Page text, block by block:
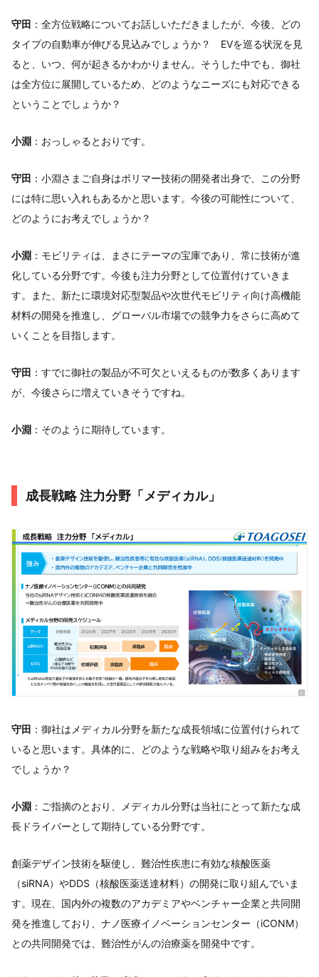
守田 ：全方位戦略についてお話しいただきましたが、今後、どの
タイプの自動車が伸びる見込みでしょうか？ EVを巡る状況を見
ると、いつ、何が起きるかわかりません。そうした中でも、御社
は全方位に展開しているため、どのようなニーズにも対応できる
ということでしょうか？
小淵 ：おっしゃるとおりです。
守田 ：小淵さまご自身はポリマー技術の開発者出身で、この分野
には特に思い入れもあるかと思います。今後の可能性について、
どのようにお考えでしょうか？
小淵 ：モビリティは、まさにテーマの宝庫であり、常に技術が進
化している分野です。今後も注力分野として位置付けていきま
す。また、新たに環境対応型製品や次世代モビリティ向け高機能
材料の開発を推進し、グローバル市場での競争力をさらに高めて
いくことを目指します。
守田 ：すでに御社の製品が不可欠といえるものが数多くあります
が、今後さらに増えていきそうですね。
小淵 ：そのように期待しています。
成長戦略 注力分野「メディカル」
守田 ：御社はメディカル分野を新たな成長領域に位置付けられて
いると思います。具体的に、どのような戦略や取り組みをお考え
でしょうか？
小淵 ：ご指摘のとおり、メディカル分野は当社にとって新たな成
長ドライバーとして期待している分野です。
創薬デザイン技術を駆使し、難治性疾患に有効な核酸医薬
（siRNA）やDDS（核酸医薬送達材料）の開発に取り組んでいま
す。現在、国内外の複数のアカデミアやベンチャー企業と共同開
発を推進しており、ナノ医療イノベーションセンター（iCONM）
との共同開発では、難治性がんの治療薬を開発中です。